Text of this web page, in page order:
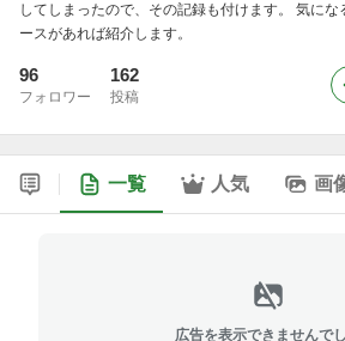
してしまったので、その記録も付けます。 気に
ースがあれば紹介します。
96
フォロワー
162
投稿
一覧 人気 画
広告を表示できませんで